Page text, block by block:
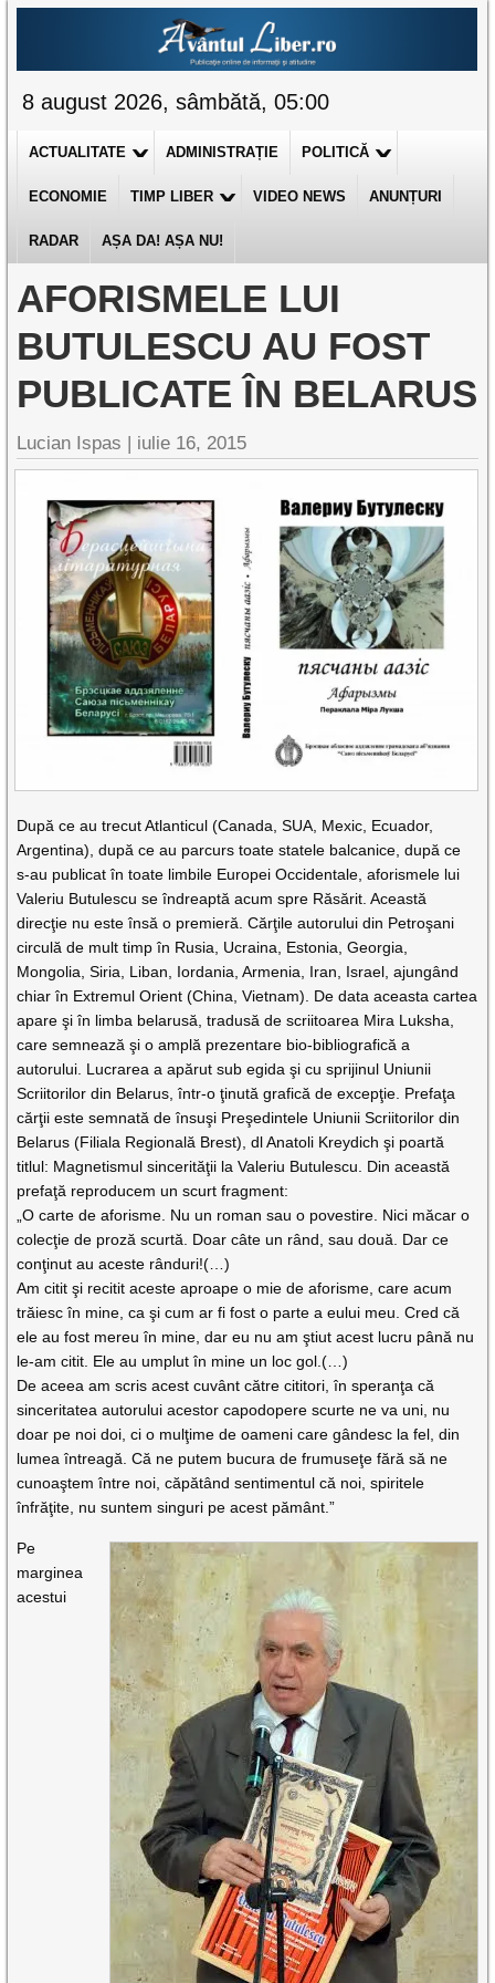
8 august 2026, sâmbătă, 05:00
ACTUALITATE ADMINISTRAȚIE POLITICĂ
ECONOMIE TIMP LIBER VIDEO NEWS ANUNȚURI
RADAR AȘA DA! AȘA NU!
AFORISMELE LUI
BUTULESCU AU FOST
PUBLICATE ÎN BELARUS
Lucian Ispas | iulie 16, 2015
După ce au trecut Atlanticul (Canada, SUA, Mexic, Ecuador,
Argentina), după ce au parcurs toate statele balcanice, după ce
s-au publicat în toate limbile Europei Occidentale, aforismele lui
Valeriu Butulescu se îndreaptă acum spre Răsărit. Această
direcţie nu este însă o premieră. Cărţile autorului din Petroşani
circulă de mult timp în Rusia, Ucraina, Estonia, Georgia,
Mongolia, Siria, Liban, Iordania, Armenia, Iran, Israel, ajungând
chiar în Extremul Orient (China, Vietnam). De data aceasta cartea
apare şi în limba belarusă, tradusă de scriitoarea Mira Luksha,
care semnează şi o amplă prezentare bio-bibliografică a
autorului. Lucrarea a apărut sub egida şi cu sprijinul Uniunii
Scriitorilor din Belarus, într-o ţinută grafică de excepţie. Prefaţa
cărţii este semnată de însuşi Preşedintele Uniunii Scriitorilor din
Belarus (Filiala Regională Brest), dl Anatoli Kreydich şi poartă
titlul: Magnetismul sincerităţii la Valeriu Butulescu. Din această
prefaţă reproducem un scurt fragment:
„O carte de aforisme. Nu un roman sau o povestire. Nici măcar o
colecţie de proză scurtă. Doar câte un rând, sau două. Dar ce
conţinut au aceste rânduri!(…)
Am citit şi recitit aceste aproape o mie de aforisme, care acum
trăiesc în mine, ca şi cum ar fi fost o parte a eului meu. Cred că
ele au fost mereu în mine, dar eu nu am ştiut acest lucru până nu
le-am citit. Ele au umplut în mine un loc gol.(…)
De aceea am scris acest cuvânt către cititori, în speranţa că
sinceritatea autorului acestor capodopere scurte ne va uni, nu
doar pe noi doi, ci o mulţime de oameni care gândesc la fel, din
lumea întreagă. Că ne putem bucura de frumuseţe fără să ne
cunoaştem între noi, căpătând sentimentul că noi, spiritele
înfrăţite, nu suntem singuri pe acest pământ.”
Pe
marginea
acestui